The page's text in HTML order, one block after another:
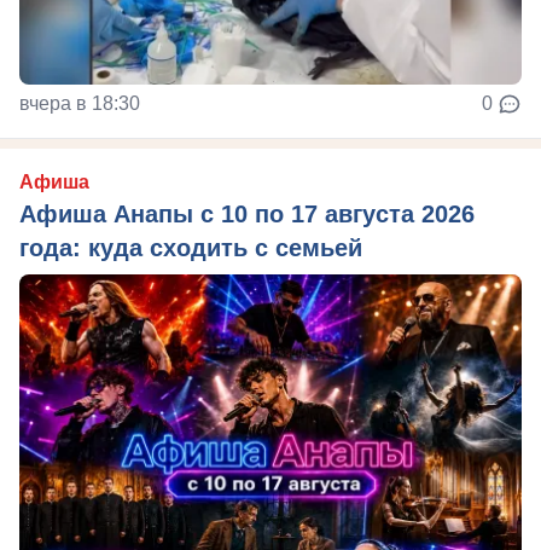
вчера в 18:30 0
Афиша
Афиша Анапы с 10 по 17 августа 2026
года: куда сходить с семьей